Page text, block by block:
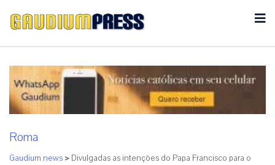
Roma
Gaudium news > Divulgadas as intenções do Papa Francisco para o